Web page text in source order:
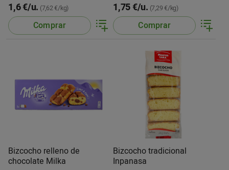
1,6 €/u. (7,62 €/kg)
Comprar
1,75 €/u. (7,29 €/kg)
Comprar
Bizcocho relleno de
chocolate Milka
Bizcocho tradicional
Inpanasa